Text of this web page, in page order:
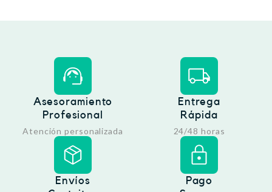
Asesoramiento
Profesional
Atención personalizada
Entrega
Rápida
24/48 horas
Envíos
Pago